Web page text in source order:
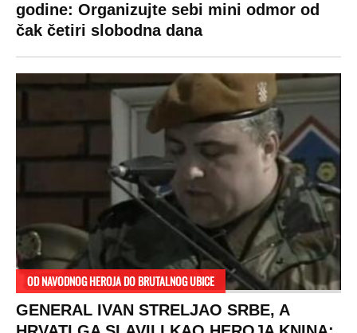
godine: Organizujte sebi mini odmor od
čak četiri slobodna dana
OD NAVODNOG HEROJA DO BRUTALNOG UBICE
GENERAL IVAN STRELJAO SRBE, A